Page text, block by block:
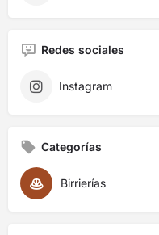
Redes sociales
Instagram
Categorías
Birrierías